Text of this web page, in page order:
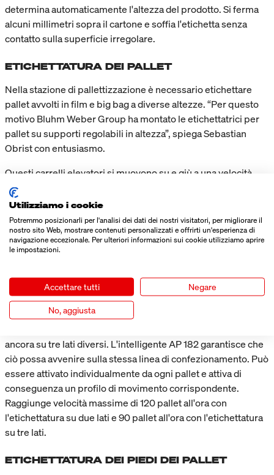
determina automaticamente l'altezza del prodotto. Si ferma
alcuni millimetri sopra il cartone e soffia l'etichetta senza
contatto sulla superficie irregolare.
ETICHETTATURA DEI PALLET
Nella stazione di pallettizzazione è necessario etichettare
pallet avvolti in film e big bag a diverse altezze. “Per questo
motivo Bluhm Weber Group ha montato le etichettatrici per
pallet su supporti regolabili in altezza”, spiega Sebastian
Obrist con entusiasmo.
Questi carrelli elevatori si muovono su e giù a una velocità
che non richiede barriere di protezione. Inoltre, grazie alla
loro struttura intrinsecamente sicura, le etichettatrici stesse
non necessitano di alcuna recinzione di protezione.
Completamente incapsulate e dotate di chiusure
automatiche, sono ben protette dall'ambiente di produzione
I pallet vengono etichettati individualmente in base alle
esigenze del cliente e alla destinazione finale. Alcuni pallet
devono essere etichettati su un lato con due etichette
ancora su tre lati diversi. L'intelligente AP 182 garantisce che
ciò possa avvenire sulla stessa linea di confezionamento. Può
essere attivato individualmente da ogni pallet e attiva di
conseguenza un profilo di movimento corrispondente.
Raggiunge velocità massime di 120 pallet all'ora con
l'etichettatura su due lati e 90 pallet all'ora con l'etichettatura
su tre lati.
ETICHETTATURA DEI PIEDI DEI PALLET
Utilizziamo i cookie
Potremmo posizionarli per l'analisi dei dati dei nostri visitatori, per migliorare il
nostro sito Web, mostrare contenuti personalizzati e offrirti un'esperienza di
navigazione eccezionale. Per ulteriori informazioni sui cookie utilizziamo aprire
le impostazioni.
Accettare tutti Negare
No, aggiusta